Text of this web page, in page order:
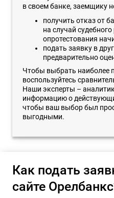
в своем банке, заемщику
получить отказ от
на случай
опротестования
подать заявку в
предварительно
Чтобы выбрать наиболее
воспользуйтесь
Наши эксперты –
информацию о
чтобы ваш выбор был
выгодными.
Как подать
сайте